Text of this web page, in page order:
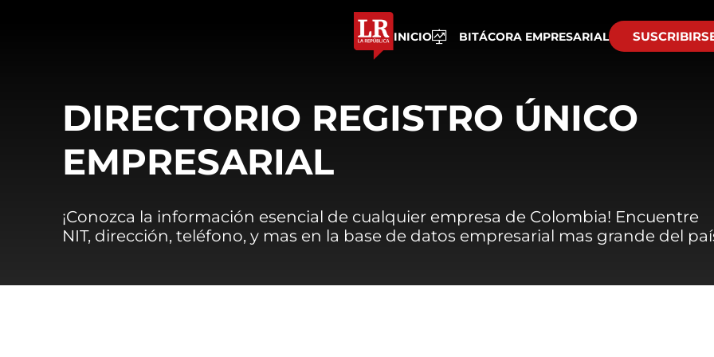
INICIO BITÁCORA EMPRESARIAL
DIRECTORIO REGISTRO ÚNICO
EMPRESARIAL
¡Conozca la información esencial de cualquier empresa de Colombia! Encuentre
NIT, dirección, teléfono, y mas en la base de datos empresarial mas grande del